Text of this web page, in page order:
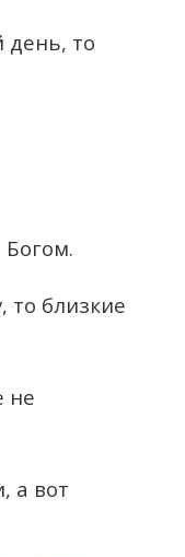
день, то
то близкие
не
а вот